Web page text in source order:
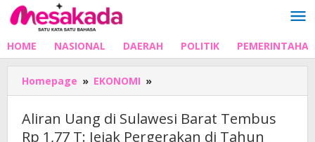
Lewati
ke
HOME NASIONAL DAERAH POLITIK
Homepage » EKONOMI »
Uang
Sulawesi
Barat
Aliran Uang di Sulawesi Barat Tembus
Rp 1,77 T: Jejak Pergerakan di Tahun